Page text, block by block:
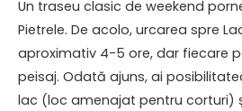
Un traseu clasic de weekend
Pietrele. De acolo, urcarea spre
aproximativ 4-5 ore, dar fiecare
peisaj. Odată ajuns, ai
lac (loc amenajat pentru corturi)